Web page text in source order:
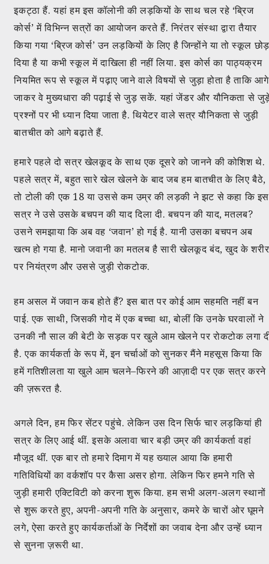
इकट्ठा हैं. यहां हम इस कॉलोनी की लड़कियों के साथ चल रहे ‘ब्रिज
कोर्स’ में विभिन्न सत्रों का आयोजन करते हैं. निरंतर संस्था द्वारा तैयार
किया गया ‘ब्रिज कोर्स’ उन लड़कियों के लिए है जिन्होंने या तो स्कूल छोड़
दिया है या कभी स्कूल में दाखिला ही नहीं लिया. इस कोर्स का पाठ्यक्रम
नियमित रूप से स्कूल में पढ़ाए जाने वाले विषयों से जुड़ा होता है ताकि आगे
जाकर वे मुख्यधारा की पढ़ाई से जुड़ सकें. यहां जेंडर और यौनिकता से
प्रश्नों पर भी ध्यान दिया जाता है. थियेटर वाले सत्र यौनिकता से जुड़ी
बातचीत को आगे बढ़ाते हैं.
हमारे पहले दो सत्र खेलकूद के साथ एक दूसरे को जानने की कोशिश थे.
पहले सत्र में, बहुत सारे खेल खेलने के बाद जब हम बातचीत के लिए बैठे,
तो टोली की एक 18 या उससे कम उम्र की लड़की ने झट से कहा कि इस
सत्र ने उसे उसके बचपन की याद दिला दी. बचपन की याद, मतलब?
उसने समझाया कि अब वह ‘जवान’ हो गई है. यानी उसका बचपन अब
खत्म हो गया है. मानो जवानी का मतलब है सारी खेलकूद बंद, खुद के शरीर
पर नियंत्रण और उससे जुड़ी रोकटोक.
हम असल में जवान कब होते हैं? इस बात पर कोई आम सहमति नहीं बन
पाई. एक साथी, जिसकी गोद में एक बच्चा था, बोलीं कि उनके घरवालों ने
उनकी नौ साल की बेटी के सड़क पर खुले आम खेलने पर रोकटोक लगा
है. एक कार्यकर्ता के रूप में, इन चर्चाओं को सुनकर मैंने महसूस किया कि
हमें गतिशीलता या खुले आम चलने–फिरने की आज़ादी पर एक सत्र करने
की ज़रूरत है.
अगले दिन, हम फिर सेंटर पहुंचे. लेकिन उस दिन सिर्फ चार लड़कियां ही
सत्र के लिए आई थीं. इसके अलावा चार बड़ी उम्र की कार्यकर्ता वहां
मौजूद थीं. एक बार तो हमारे दिमाग में यह ख्याल आया कि हमारी
गतिविधियों का वर्कशॉप पर कैसा असर होगा. लेकिन फिर हमने गति से
जुड़ी हमारी एक्टिविटी को करना शुरू किया. हम सभी अलग-अलग स्थानों
से शुरू करते हुए, अपनी-अपनी गति के अनुसार, कमरे के चारों ओर घूमने
लगे, ऐसा करते हुए कार्यकर्ताओं के निर्देशों का जवाब देना और उन्हें ध्यान
से सुनना ज़रूरी था.